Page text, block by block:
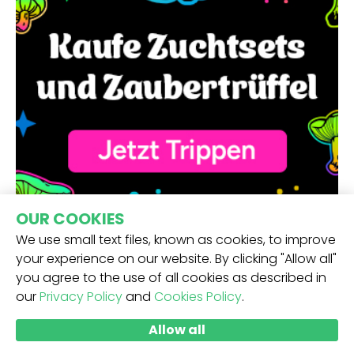
ERHALTE UNSEREN NEWSLETTER -
OUR COOKIES
We use small text files, known as cookies, to improve
your experience on our website. By clicking "Allow all"
you agree to the use of all cookies as described in
ourPrivacy Policyand Cookies Policy.
Allow all